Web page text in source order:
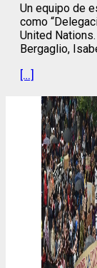
Un equipo de
como
United
Bergaglio,
[…]